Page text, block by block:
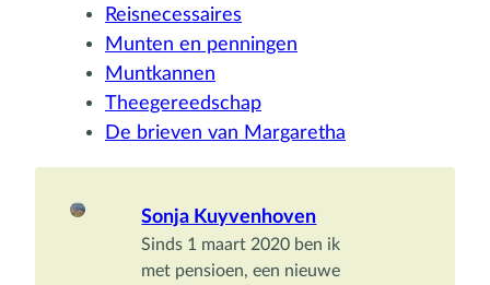
Reisnecessaires
Munten en penningen
Muntkannen
Theegereedschap
De brieven van Margaretha
Sonja Kuyvenhoven
Sinds 1 maart 2020 ben ik
met pensioen, een nieuwe